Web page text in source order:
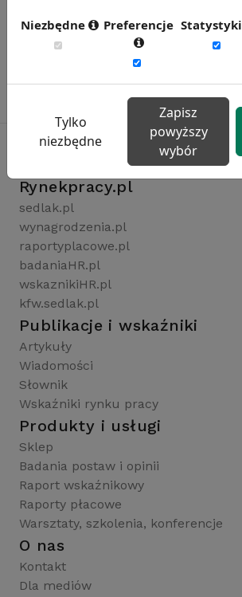
Rynekpracy.pl
sedlak.pl
wynagrodzenia.pl
raportyplacowe.pl
badaniaHR.pl
wskaznikiHR.pl
kfw.sedlak.pl
Publikacje i wskaźniki
Artykuły
Wiadomości
Słownik
Wskaźniki rynku pracy
Produkty i usługi
Sklep
Badania postaw i opinii
Raport wskaźnikowy
Raporty płacowe
Warsztaty, szkolenia, konferencje
O nas
Kontakt
Dla mediów
Niezbędne Preferencje Statystyki
Tylko
niezbędne
Zapisz
powyższy
wybór